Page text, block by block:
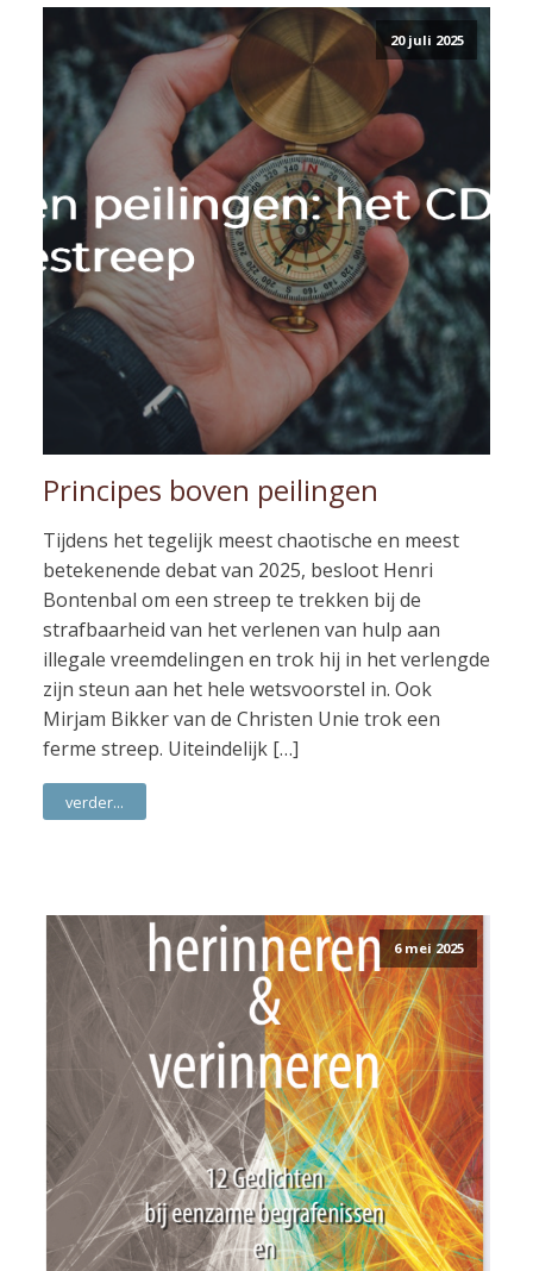
20 juli 2025
Principes boven peilingen
Tijdens het tegelijk meest chaotische en meest
betekenende debat van 2025, besloot Henri
Bontenbal om een streep te trekken bij de
strafbaarheid van het verlenen van hulp aan
illegale vreemdelingen en trok hij in het verlengde
zijn steun aan het hele wetsvoorstel in. Ook
Mirjam Bikker van de Christen Unie trok een
ferme streep. Uiteindelijk […]
verder...
6 mei 2025